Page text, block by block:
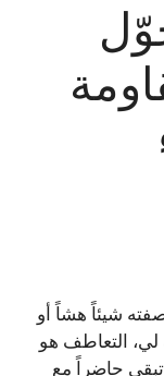
شيئاً هشاً أو
لي، التعاطف هو
حاضراً مع